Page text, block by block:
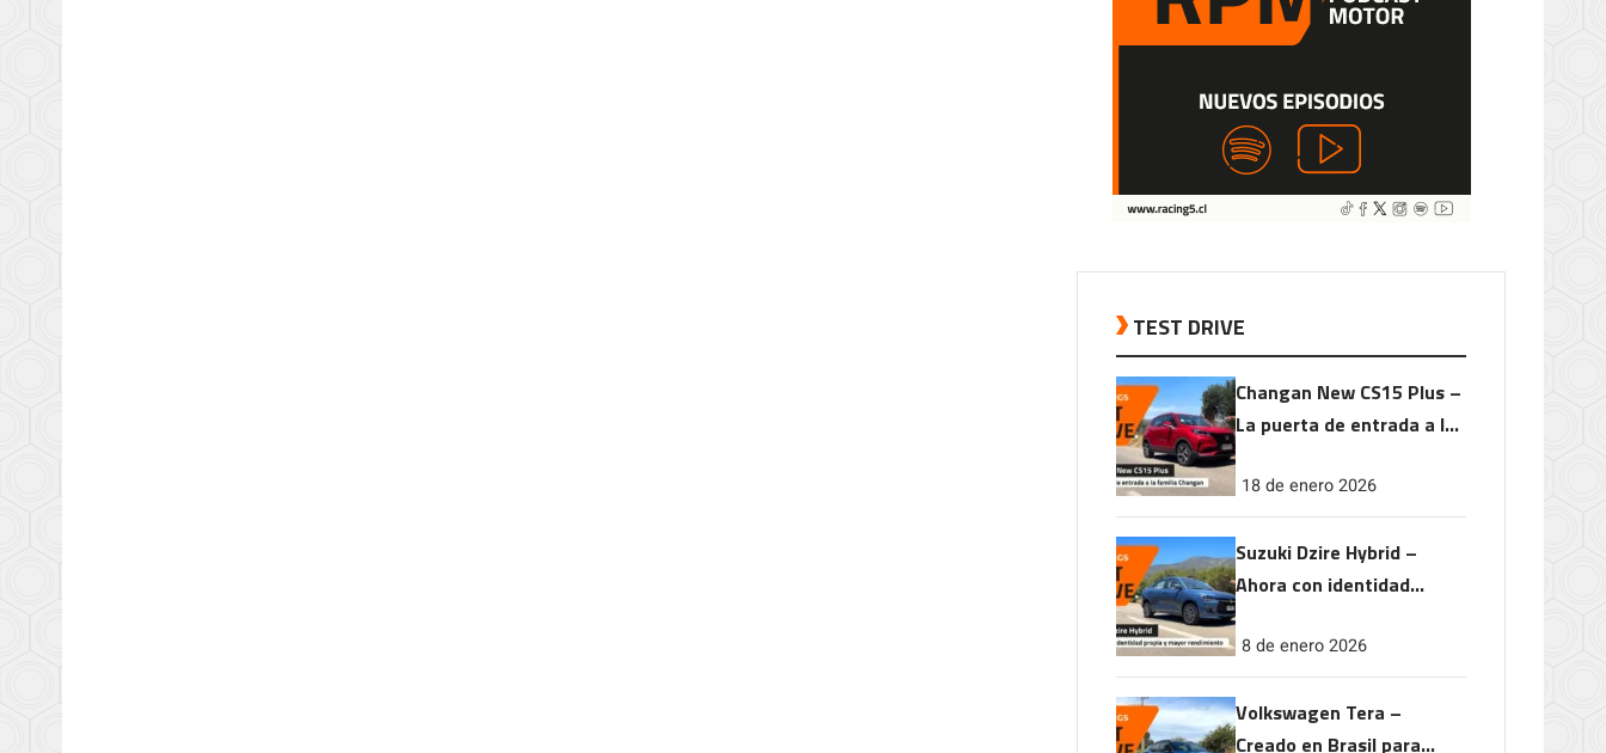
TEST DRIVE
Changan New CS15 Plus –
La puerta de entrada a la
18 de enero 2026
Suzuki Dzire Hybrid –
Ahora con identidad
rendimiento
8 de enero 2026
Volkswagen Tera –
Creado en Brasil para